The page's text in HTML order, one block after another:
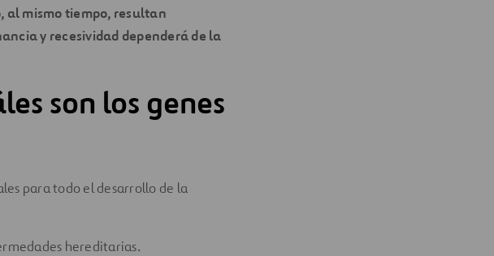
al mismo tiempo, resultan
y recesividad dependerá de la
son los genes
para todo el desarrollo de la
hereditarias.